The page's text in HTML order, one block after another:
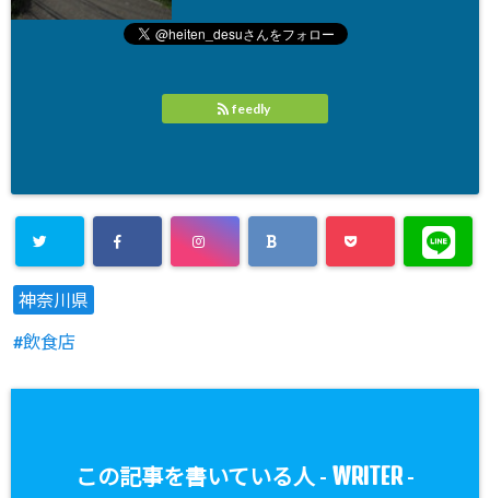
feedly
神奈川県
飲食店
この記事を書いている人 - WRITER-